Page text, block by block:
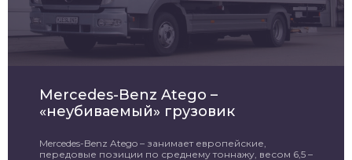
Mercedes-Benz Atego –
«неубиваемый» грузовик
Mercedes-Benz Atego – занимает европейские,
передовые позиции по среднему тоннажу, весом 6,5 –